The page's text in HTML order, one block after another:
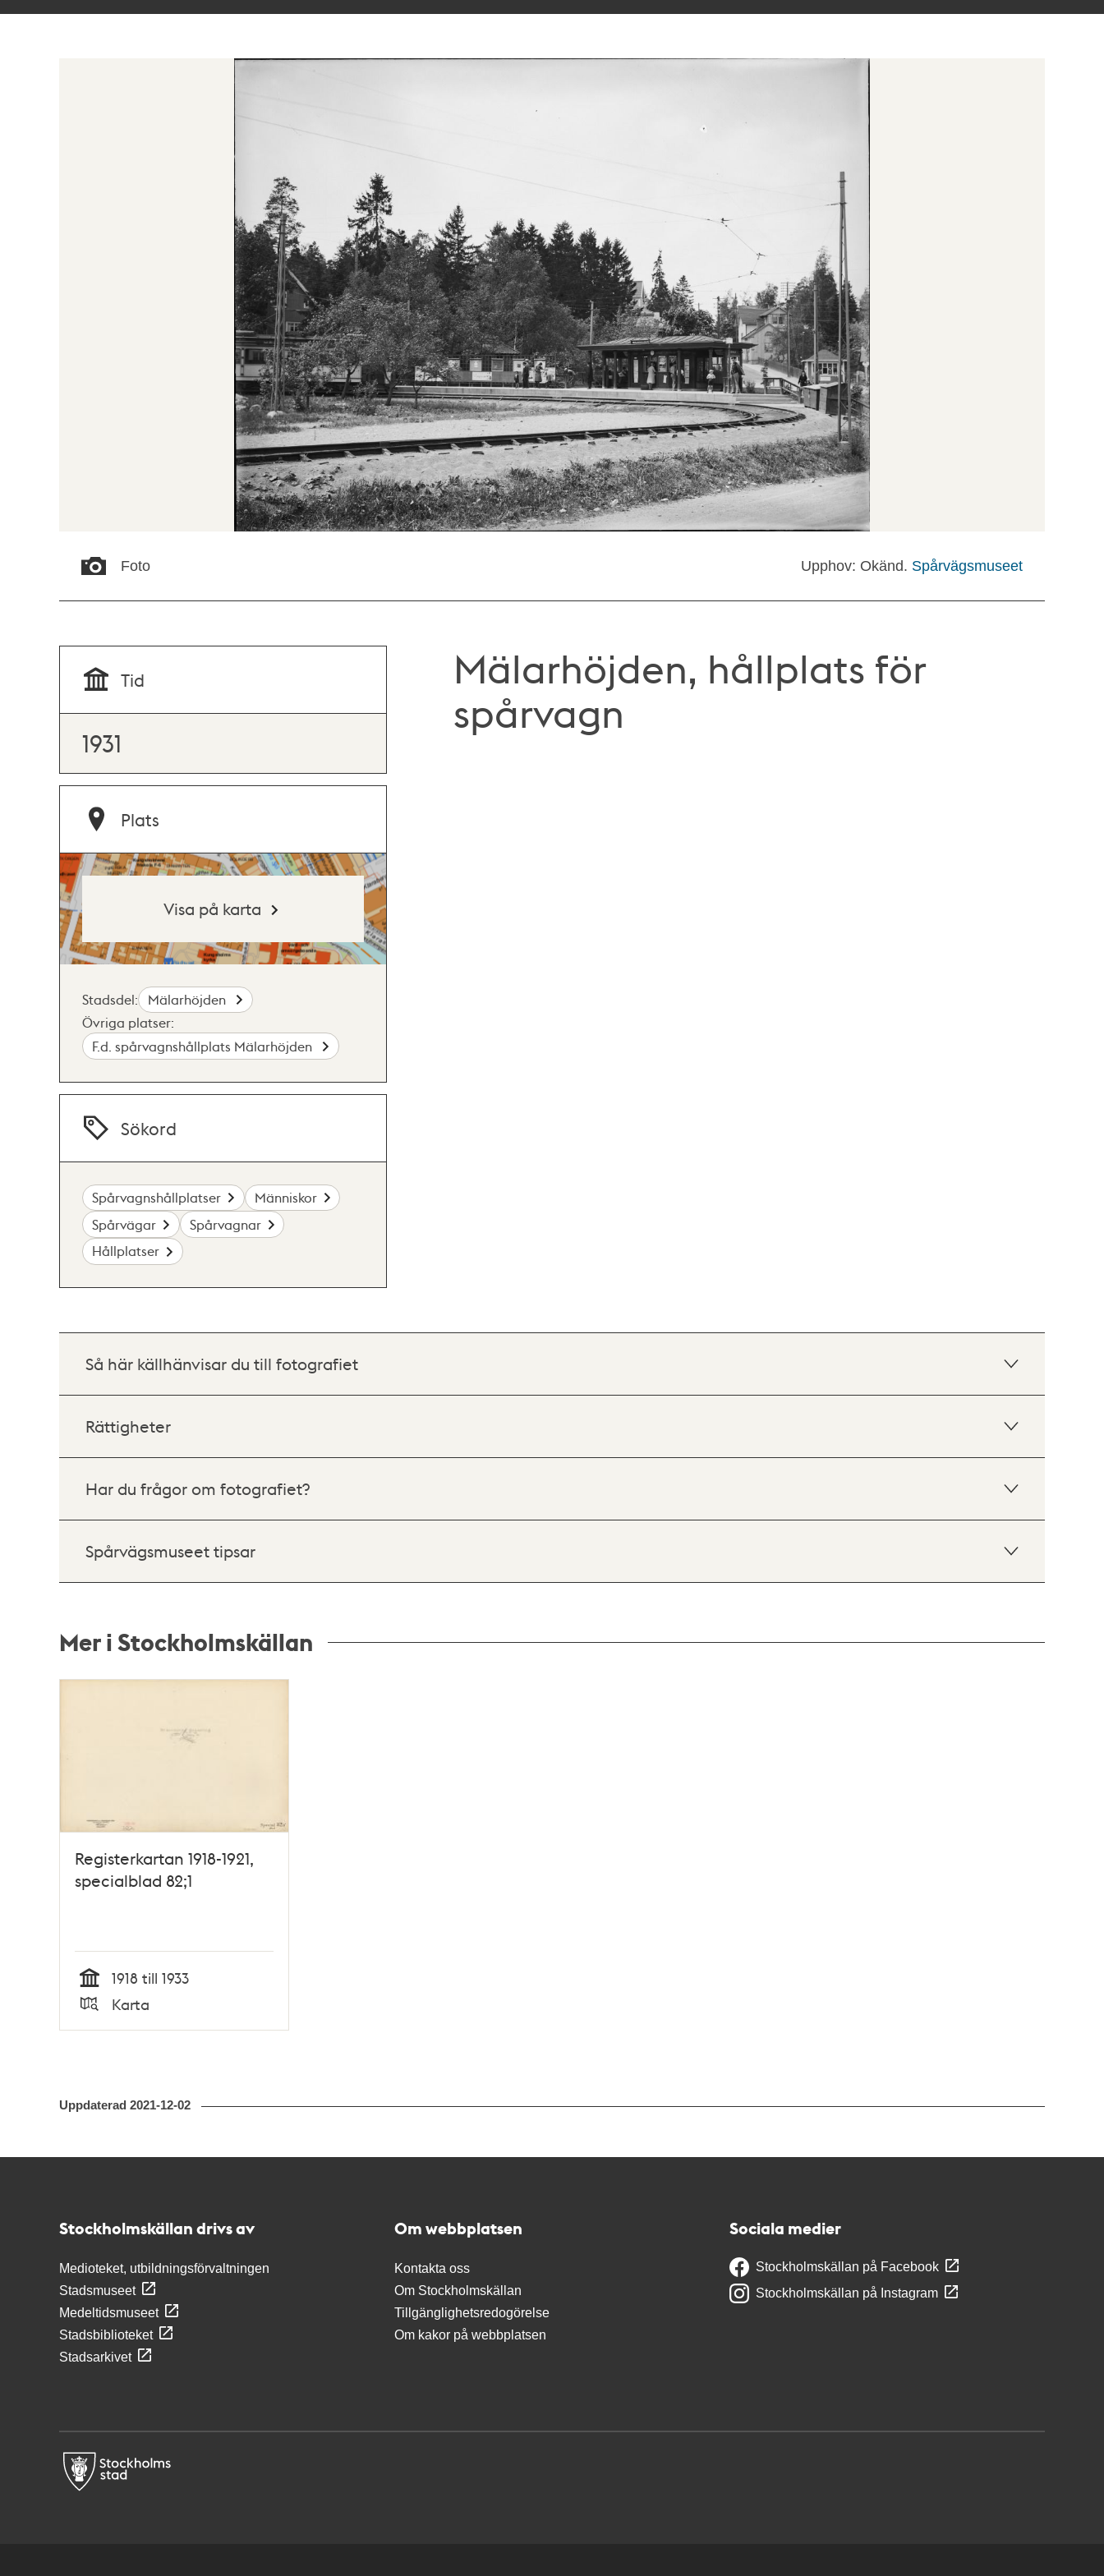
Foto Upphov: Okänd. Spårvägsmuseet
Mälarhöjden, hållplats för
spårvagn
Tid
1931
Plats
Visa på karta
Stadsdel:
Mälarhöjden
Övriga platser:
F.d. spårvagnshållplats Mälarhöjden
Sökord
Spårvagnshållplatser
Människor
Spårvägar
Spårvagnar
Hållplatser
Så här källhänvisar du till fotografiet
Rättigheter
Har du frågor om fotografiet?
Spårvägsmuseet tipsar
Mer i Stockholmskällan
Registerkartan 1918-1921,
specialblad 82;1
Tid
1918 till 1933
Typ
Karta
Uppdaterad 2021-12-02
Stockholmskällan drivs av
Medioteket, utbildningsförvaltningen
Stadsmuseet
Medeltidsmuseet
Stadsbiblioteket
Stadsarkivet
Om webbplatsen
Kontakta oss
Om Stockholmskällan
Tillgänglighetsredogörelse
Om kakor på webbplatsen
Sociala medier
Stockholmskällan på Facebook
Stockholmskällan på Instagram